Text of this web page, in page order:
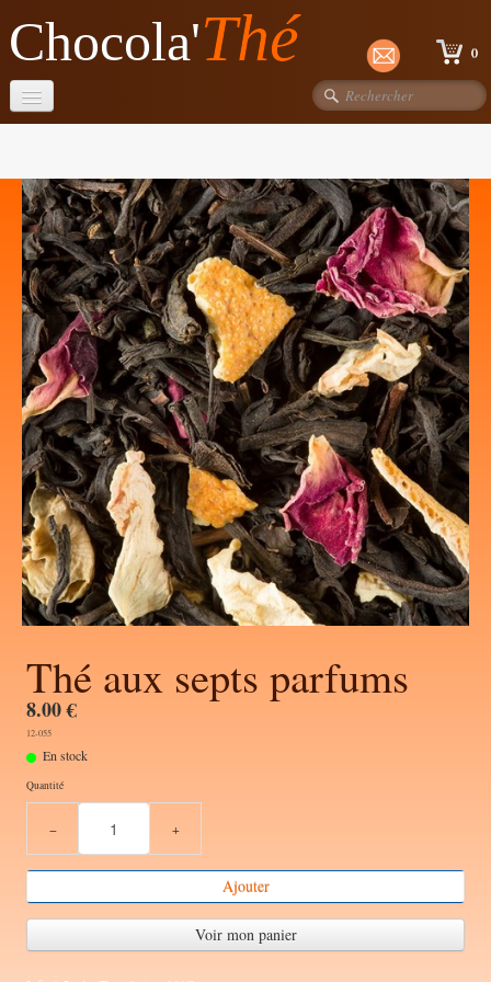
Chocola'Thé 0
Chocolats
Thés Dammann
Thé aux septs parfums
8.00 €
12-055
En stock
Quantité
− +
Ajouter
Voir mon panier